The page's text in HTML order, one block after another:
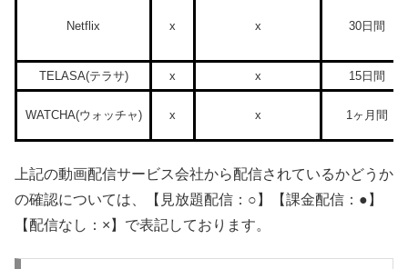
Netflix x x 30日間
TELASA(テラサ) x x 15日間
WATCHA(ウォッチャ) x x 1ヶ月間
上記の動画配信サービス会社から配信されているかどうか
の確認については、【見放題配信：○】【課金配信：●】
【配信なし：×】で表記しております。